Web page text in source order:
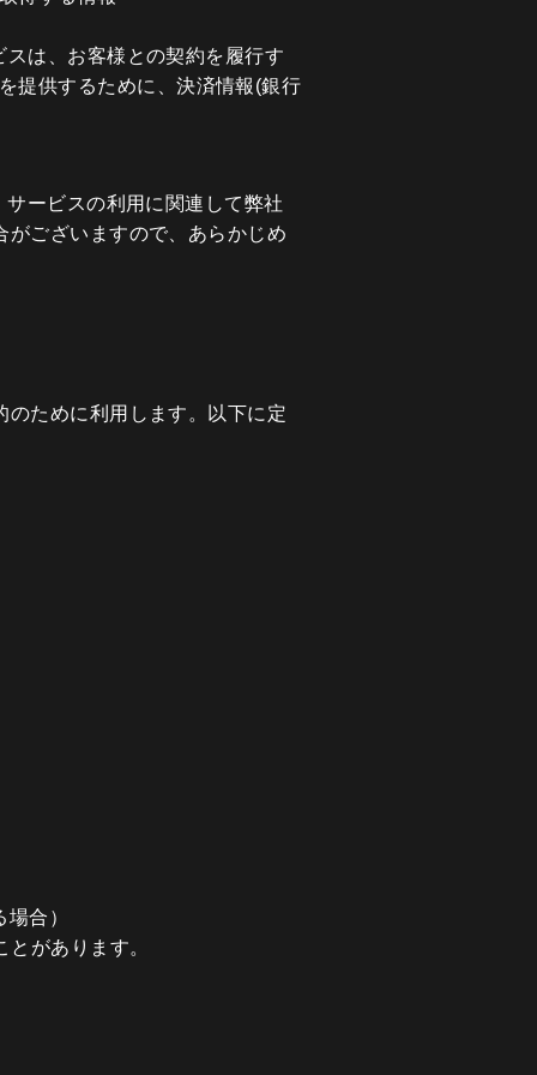
は、お客様との契約を履行す
提供するために、決済情報(銀行
ービスの利用に関連して弊社
ございますので、あらかじめ
ために利用します。以下に定
合）
があります。